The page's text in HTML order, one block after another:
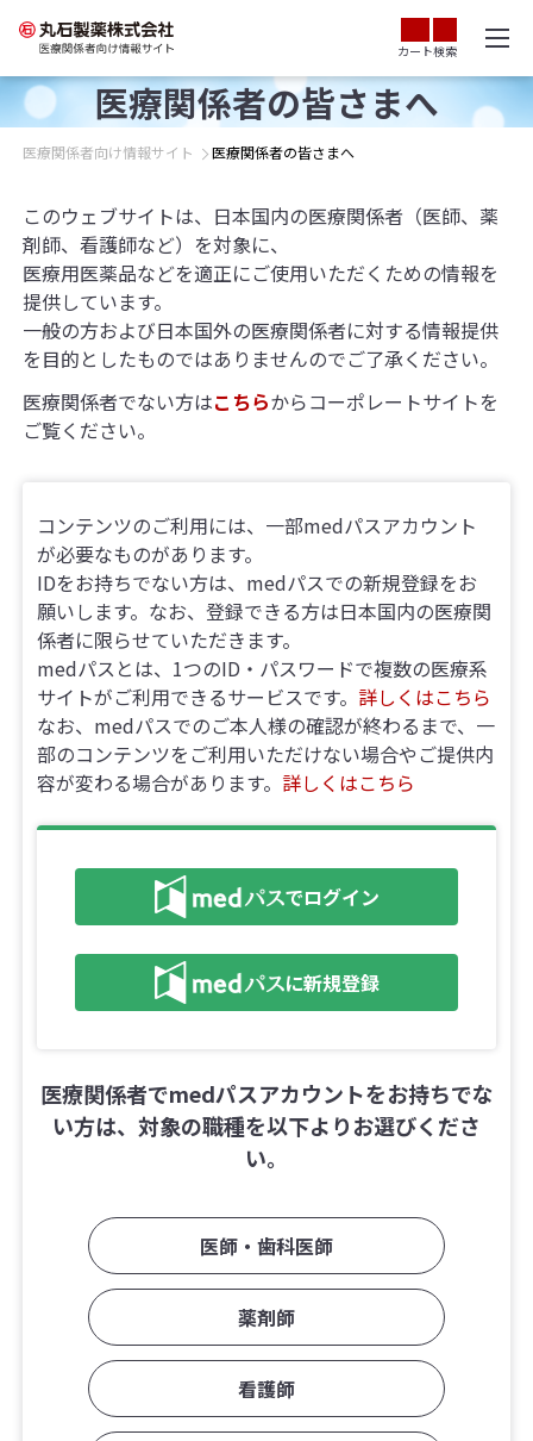
カート検索
医療関係者の皆さまへ
医療関係者向け情報サイト 医療関係者の皆さまへ
このウェブサイトは、日本国内の医療関係者（医師、薬
剤師、看護師など）を対象に、
医療用医薬品などを適正にご使用いただくための情報を
提供しています。
一般の方および日本国外の医療関係者に対する情報提供
を目的としたものではありませんのでご了承ください。
医療関係者でない方はこちらからコーポレートサイトを
ご覧ください。
コンテンツのご利用には、一部medパスアカウント
が必要なものがあります。
IDをお持ちでない方は、medパスでの新規登録をお
願いします。なお、登録できる方は日本国内の医療関
係者に限らせていただきます。
medパスとは、1つのID・パスワードで複数の医療系
サイトがご利用できるサービスです。 詳しくはこちら
なお、medパスでのご本人様の確認が終わるまで、一
部のコンテンツをご利用いただけない場合やご提供内
容が変わる場合があります。 詳しくはこちら
でログイン
に新規登録
医療関係者でmedパスアカウントをお持ちでな
い方は、対象の職種を以下よりお選びくださ
い。
医師・歯科医師
薬剤師
看護師